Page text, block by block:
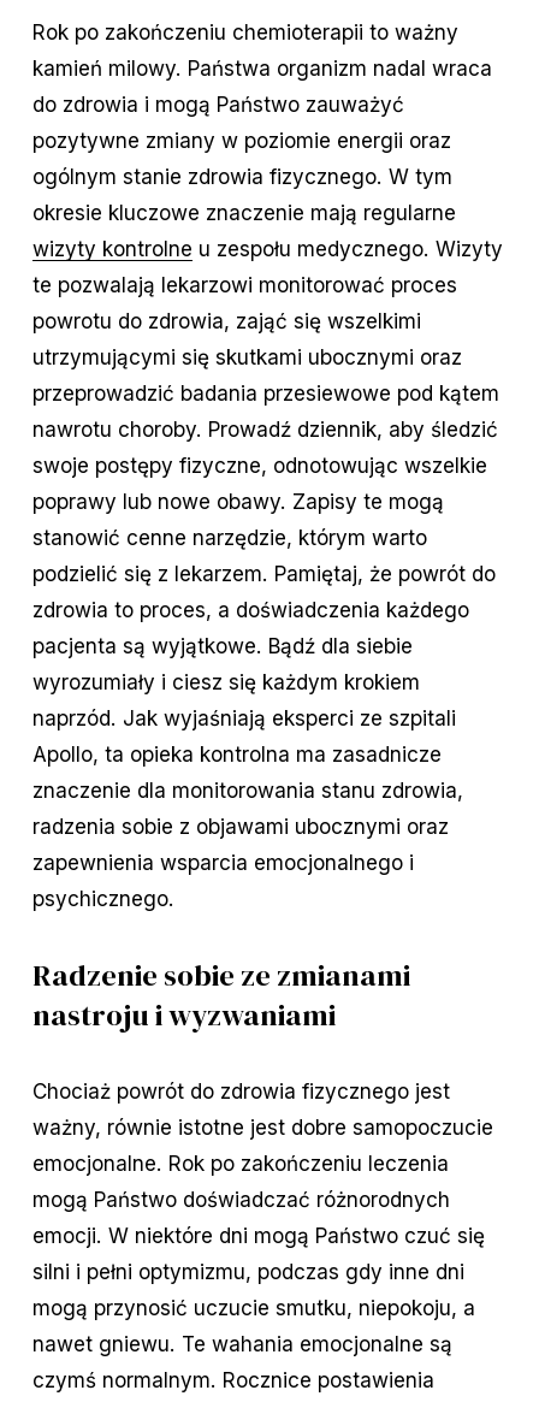
Rok po zakończeniu chemioterapii to ważny
kamień milowy. Państwa organizm nadal wraca
do zdrowia i mogą Państwo zauważyć
pozytywne zmiany w poziomie energii oraz
ogólnym stanie zdrowia fizycznego. W tym
okresie kluczowe znaczenie mają regularne
wizyty kontrolne u zespołu medycznego. Wizyty
te pozwalają lekarzowi monitorować proces
powrotu do zdrowia, zająć się wszelkimi
utrzymującymi się skutkami ubocznymi oraz
przeprowadzić badania przesiewowe pod kątem
nawrotu choroby. Prowadź dziennik, aby śledzić
swoje postępy fizyczne, odnotowując wszelkie
poprawy lub nowe obawy. Zapisy te mogą
stanowić cenne narzędzie, którym warto
podzielić się z lekarzem. Pamiętaj, że powrót do
zdrowia to proces, a doświadczenia każdego
pacjenta są wyjątkowe. Bądź dla siebie
wyrozumiały i ciesz się każdym krokiem
naprzód. Jak wyjaśniają eksperci ze szpitali
Apollo, ta opieka kontrolna ma zasadnicze
znaczenie dla monitorowania stanu zdrowia,
radzenia sobie z objawami ubocznymi oraz
zapewnienia wsparcia emocjonalnego i
psychicznego.
Radzenie sobie ze zmianami
nastroju i wyzwaniami
Chociaż powrót do zdrowia fizycznego jest
ważny, równie istotne jest dobre samopoczucie
emocjonalne. Rok po zakończeniu leczenia
mogą Państwo doświadczać różnorodnych
emocji. W niektóre dni mogą Państwo czuć się
silni i pełni optymizmu, podczas gdy inne dni
mogą przynosić uczucie smutku, niepokoju, a
nawet gniewu. Te wahania emocjonalne są
czymś normalnym. Rocznice postawienia